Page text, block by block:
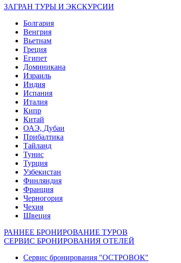
ЗАГРАН ТУРЫ И ЭКСКУРСИИ
Болгария
Венгрия
Вьетнам
Греция
Египет
Доминикана
Израиль
Индия
Испания
Италия
Кипр
Китай
ОАЭ, Дубаи
Прибалтика
Тайланд
Тунис
Турция
Узбекистан
Финляндия
Франция
Черногория
Чехия
Швеция
РАННЕЕ БРОНИРОВАНИЕ ТУРОВ
СЕРВИС БРОНИРОВАНИЯ ОТЕЛЕЙ
Сервис бронирования "ОСТРОВОК"